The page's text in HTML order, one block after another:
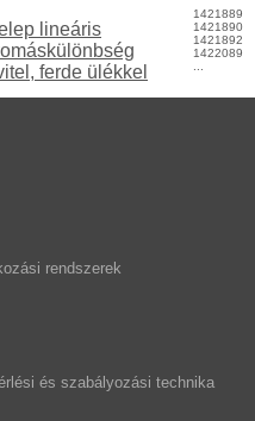
lineáris
ferde ülékkel
1421889
1421890
1421892
1422089
rendszerek
és szabályozási technika